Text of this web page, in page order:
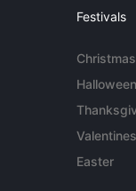
Festivals
Christmas
Halloween
Valentines
Easter